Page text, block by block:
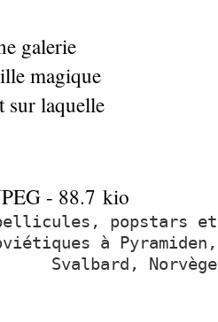
galerie
magique
sur laquelle
popstars et
à Pyramiden,
Svalbard, Norvège